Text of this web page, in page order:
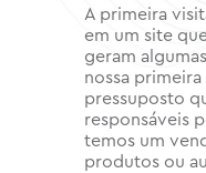
A primeira
em um site
geram
nossa
pressuposto
responsáveis
temos um
produtos ou